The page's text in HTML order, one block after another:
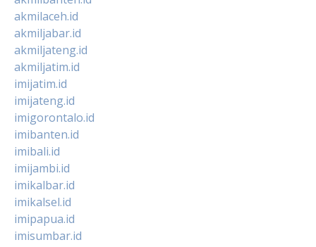
akmilaceh.id
akmiljabar.id
akmiljateng.id
akmiljatim.id
imijatim.id
imijateng.id
imigorontalo.id
imibanten.id
imibali.id
imijambi.id
imikalbar.id
imikalsel.id
imipapua.id
imisumbar.id